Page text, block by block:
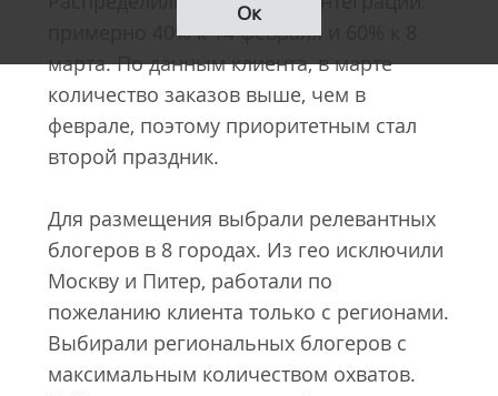
примерно 40% к 14 февраля и 60% к 8
марта. По данным клиента, в марте
количество заказов выше, чем в
феврале, поэтому приоритетным стал
второй праздник.
Для размещения выбрали релевантных
блогеров в 8 городах. Из гео исключили
Москву и Питер, работали по
пожеланию клиента только с регионами.
Выбирали региональных блогеров с
максимальным количеством охватов.
Ок